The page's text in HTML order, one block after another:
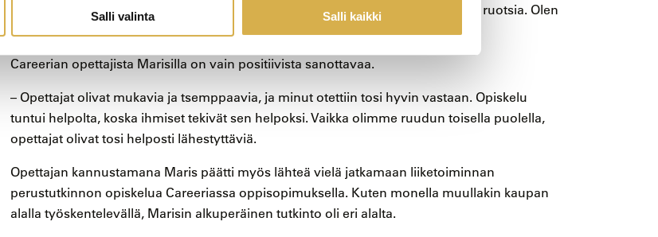
Salli valinta Salli kaikki
Haluan oppia, ja olen jo rohkaistunut muutaman työkaverin kanssa puhumaan ruotsia. Olen
Careerian opettajista Marisilla on vain positiivista sanottavaa.
– Opettajat olivat mukavia ja tsemppaavia, ja minut otettiin tosi hyvin vastaan. Opiskelu
tuntui helpolta, koska ihmiset tekivät sen helpoksi. Vaikka olimme ruudun toisella puolella,
opettajat olivat tosi helposti lähestyttäviä.
Opettajan kannustamana Maris päätti myös lähteä vielä jatkamaan liiketoiminnan
perustutkinnon opiskelua Careeriassa oppisopimuksella. Kuten monella muullakin kaupan
alalla työskentelevällä, Marisin alkuperäinen tutkinto oli eri alalta.